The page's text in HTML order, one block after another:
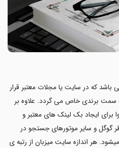
باشد که در سایت یا مجلات معتبر قرار
برندی خاص می گردد. علاوه بر
ایجاد بک لینک های معتبر و
گوگل و سایر موتورهای جستجو در
میشود. هر اندازه سایت میزبان از رتبه ی